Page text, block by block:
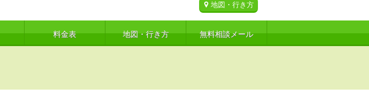
地図・行き方
料金表 地図・行き方 無料相談メール